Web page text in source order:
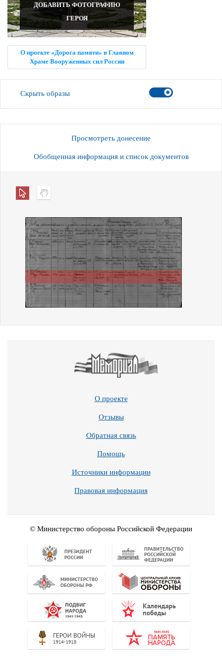
ДОБАВИТЬ ФОТОГРАФИЮ
ГЕРОЯ
О проекте «Дорога памяти» в Главном
Храме Вооруженных сил России
Скрыть образы
Просмотреть донесение
Обобщенная информация и список документов
О проекте
Отзывы
Обратная связь
Помощь
Источники информации
Правовая информация
© Министерство обороны Российской Федерации